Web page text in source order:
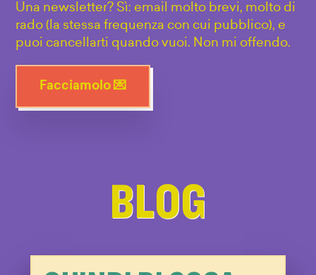
Una newsletter? Sì: email molto brevi, molto di
rado (la stessa frequenza con cui pubblico), e
puoi cancellarti quando vuoi. Non mi offendo.
Facciamolo 💌
BLOG